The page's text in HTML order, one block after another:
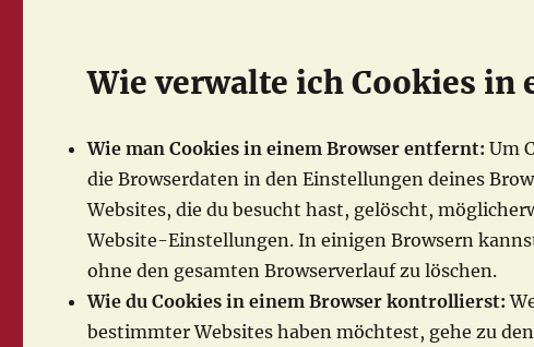
Wie verwalte ich Cookies in
Wie man Cookies in einem Browser entfernt: Um
die Browserdaten in den Einstellungen deines
Websites, die du besucht hast, gelöscht,
Website-Einstellungen. In einigen Browsern
ohne den gesamten Browserverlauf zu löschen.
Wie du Cookies in einem Browser kontrollierst:
bestimmter Websites haben möchtest, gehe zu